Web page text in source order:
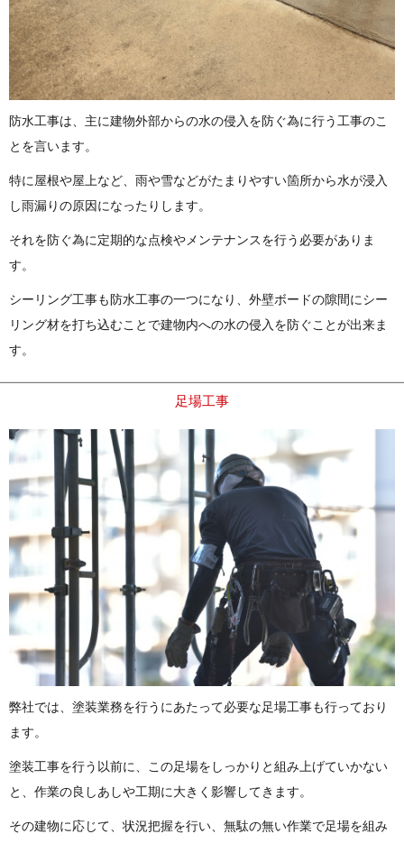
防水工事は、主に建物外部からの水の侵入を防ぐ為に行う工事のこ
とを言います。
特に屋根や屋上など、雨や雪などがたまりやすい箇所から水が浸入
し雨漏りの原因になったりします。
それを防ぐ為に定期的な点検やメンテナンスを行う必要がありま
す。
シーリング工事も防水工事の一つになり、外壁ボードの隙間にシー
リング材を打ち込むことで建物内への水の侵入を防ぐことが出来ま
す。
足場工事
弊社では、塗装業務を行うにあたって必要な足場工事も行っており
ます。
塗装工事を行う以前に、この足場をしっかりと組み上げていかない
と、作業の良しあしや工期に大きく影響してきます。
その建物に応じて、状況把握を行い、無駄の無い作業で足場を組み